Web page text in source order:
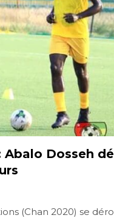
Abalo Dosseh
(Chan 2020) se